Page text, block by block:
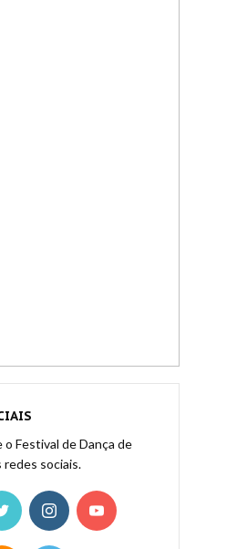
o Festival de Dança de
redes sociais.